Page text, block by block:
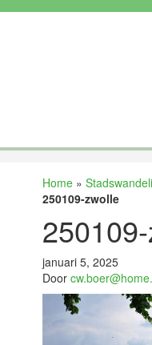
Home»
250109-zwolle
januari 5, 2025
Door